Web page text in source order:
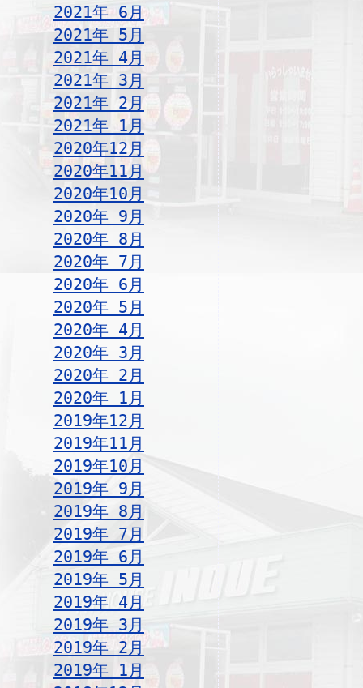
2021年 6月
2021年 5月
2021年 4月
2021年 3月
2021年 2月
2021年 1月
2020年12月
2020年11月
2020年10月
2020年 9月
2020年 8月
2020年 7月
2020年 6月
2020年 5月
2020年 4月
2020年 3月
2020年 2月
2020年 1月
2019年12月
2019年11月
2019年10月
2019年 9月
2019年 8月
2019年 7月
2019年 6月
2019年 5月
2019年 4月
2019年 3月
2019年 2月
2019年 1月